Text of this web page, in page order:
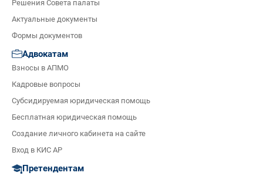
Решения Совета палаты
Актуальные документы
Формы документов
Адвокатам
Взносы в АПМО
Кадровые вопросы
Субсидируемая юридическая помощь
Бесплатная юридическая помощь
Создание личного кабинета на сайте
Вход в КИС АР
Претендентам